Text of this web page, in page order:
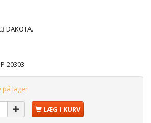
DAKOTA.
20303
på lager
LÆG I KURV